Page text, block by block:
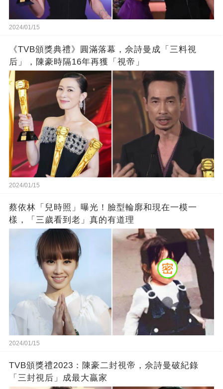
2024/01/15
《TVB頒獎典禮》圓滿落幕，佘詩曼成「三料視
后」，陳豪時隔16年再獲「視帝」
2024/01/15
蔡依林「兒時照」曝光！臉型輪廓和現在一模一
樣，「三歲看到老」真的有道理
2024/01/15
TVB頒獎禮2023：陳豪二封視帝，佘詩曼破紀錄
「三封視后」成最大贏家